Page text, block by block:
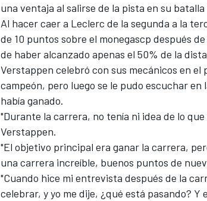
una ventaja al salirse de la pista en su
Al hacer caer a Leclerc de la segunda a la
de 10 puntos sobre el monegascp después
de haber alcanzado apenas el 50% de la
Verstappen celebró con sus mecánicos en
campeón, pero luego se le pudo escuchar
había ganado.
"Durante la carrera, no tenía ni idea de lo
Verstappen.
"El objetivo principal era ganar la carrera,
una carrera increíble, buenos puntos de
"Cuando hice mi entrevista después de la
celebrar, y yo me dije, ¿qué está pasando?